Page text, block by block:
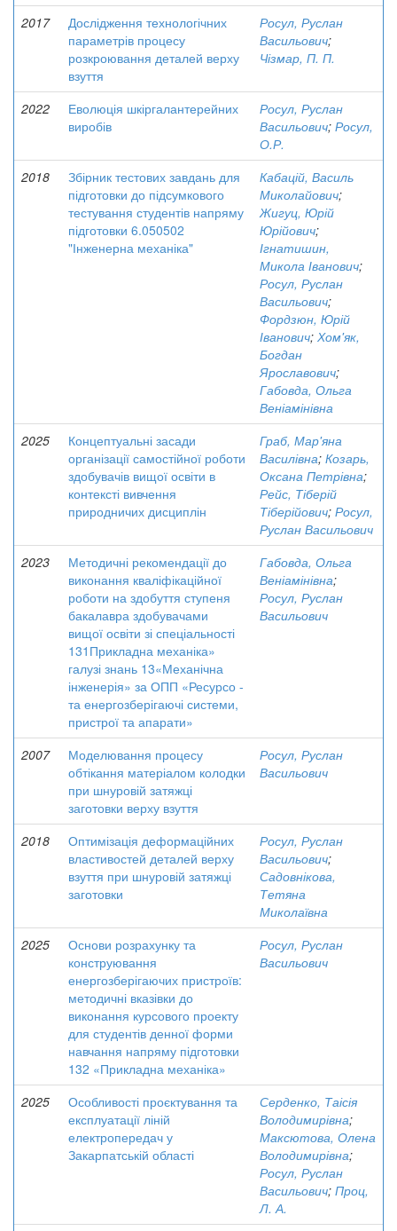
2017
Дослідження технологічних
параметрів процесу
розкроювання деталей верху
взуття
Росул, Руслан
Васильович;
Чізмар, П. П.
2022
Еволюція шкіргалантерейних
виробів
Росул, Руслан
Васильович; Росул,
О.Р.
2018
Збірник тестових завдань для
підготовки до підсумкового
тестування студентів напряму
підготовки 6.050502
"Інженерна механіка"
Кабацій, Василь
Миколайович;
Жигуц, Юрій
Юрійович;
Ігнатишин,
Микола Іванович;
Росул, Руслан
Васильович;
Фордзюн, Юрій
Іванович; Хом'як,
Богдан
Ярославович;
Габовда, Ольга
Веніамінівна
2025
Концептуальні засади
організації самостійної роботи
здобувачів вищої освіти в
контексті вивчення
природничих дисциплін
Граб, Мар'яна
Василівна; Козарь,
Оксана Петрівна;
Рейс, Тіберій
Тіберійович; Росул,
Руслан Васильович
2023
Методичні рекомендації до
виконання кваліфікаційної
роботи на здобуття ступеня
бакалавра здобувачами
вищої освіти зі спеціальності
131Прикладна механіка»
галузі знань 13«Механічна
інженерія» за ОПП «Ресурсо -
та енергозберігаючі системи,
пристрої та апарати»
Габовда, Ольга
Веніамінівна;
Росул, Руслан
Васильович
2007
Моделювання процесу
обтікання матеріалом колодки
при шнуровій затяжці
заготовки верху взуття
Росул, Руслан
Васильович
2018
Оптимізація деформаційних
властивостей деталей верху
взуття при шнуровій затяжці
заготовки
Росул, Руслан
Васильович;
Садовнікова,
Тетяна
Миколаївна
2025
Основи розрахунку та
конструювання
енергозберігаючих пристроїв:
методичні вказівки до
виконання курсового проекту
для студентів денної форми
навчання напряму підготовки
132 «Прикладна механіка»
Росул, Руслан
Васильович
2025
Особливості проєктування та
експлуатації ліній
електропередач у
Закарпатській області
Серденко, Таісія
Володимирівна;
Максютова, Олена
Володимирівна;
Росул, Руслан
Васильович; Проц,
Л. А.